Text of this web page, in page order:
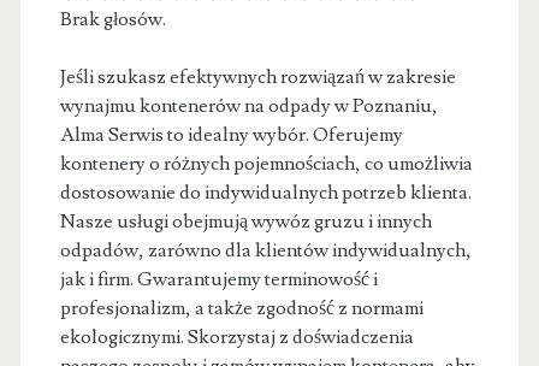
Brak głosów.
Jeśli szukasz efektywnych rozwiązań w zakresie
wynajmu kontenerów na odpady w Poznaniu,
Alma Serwis to idealny wybór. Oferujemy
kontenery o różnych pojemnościach, co umożliwia
dostosowanie do indywidualnych potrzeb klienta.
Nasze usługi obejmują wywóz gruzu i innych
odpadów, zarówno dla klientów indywidualnych,
jak i firm. Gwarantujemy terminowość i
profesjonalizm, a także zgodność z normami
ekologicznymi. Skorzystaj z doświadczenia